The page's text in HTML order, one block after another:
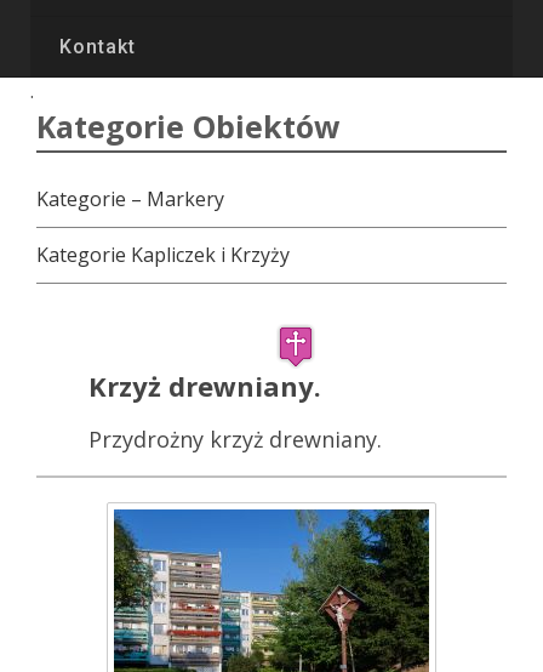
Kontakt
Kategorie Obiektów
Kategorie – Markery
Kategorie Kapliczek i Krzyży
Krzyż drewniany.
Przydrożny krzyż drewniany.